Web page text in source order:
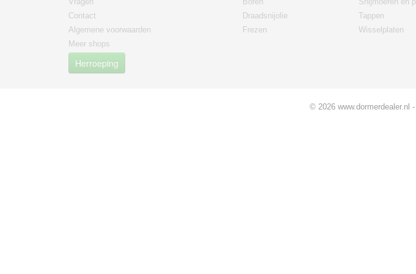
Contact
Algemene voorwaarden
Meer shops
Herroeping
Draadsnijolie
Frezen
Tappen
Wisselplaten
© 2026 www.dormerdealer.nl